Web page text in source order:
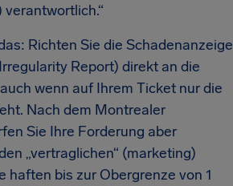
Richten Sie die Schadenanzeige
Report) direkt an die
wenn auf Ihrem Ticket nur die
Nach dem Montrealer
Sie Ihre Forderung aber
„vertraglichen“ (marketing)
haften bis zur Obergrenze von 1